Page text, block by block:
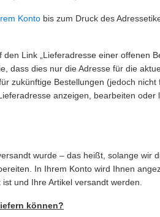
Konto bis zum Druck des
den Link „Lieferadresse einer offenen
dass dies nur die Adresse für die
zukünftige Bestellungen (jedoch
anzeigen, bearbeiten
wurde – das heißt, solange wir
In Ihrem Konto wird Ihnen
und Ihre Artikel versandt werden.
können?